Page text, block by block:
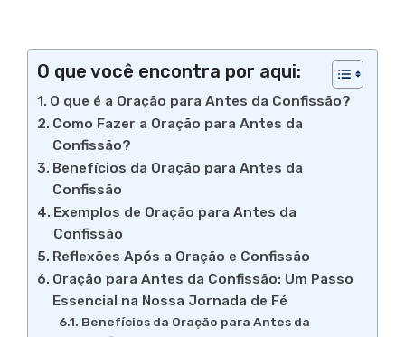
O que você encontra por aqui:
O que é a Oração para Antes da Confissão?
Como Fazer a Oração para Antes da
Confissão?
Benefícios da Oração para Antes da
Confissão
Exemplos de Oração para Antes da
Confissão
Reflexões Após a Oração e Confissão
Oração para Antes da Confissão: Um Passo
Essencial na Nossa Jornada de Fé
Benefícios da Oração para Antes da